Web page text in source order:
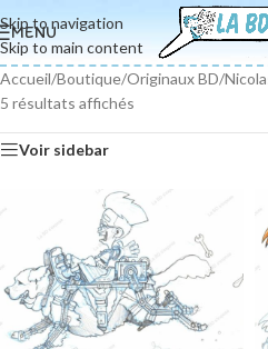
Skip to navigation
Skip to main content
MENU
Accueil/Boutique/Originaux BD/
5 résultats affichés
Voir sidebar